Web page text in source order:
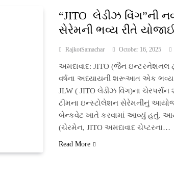
“JITO લેડીઝ વિંગ”ની
સેરેમની ભવ્ય રીતે
RajkotSamachar October 16, 2025
અમદાવાદ: JITO (જૈન
વર્ષના અધ્યાયની શરૂઆત એક ભવ્ય
JLW ( JITO લેડીઝ વિંગ)ના
ટીમના ઇન્સ્ટોલેશન સેરેમનીનું
બેન્કવેટ ખાતે કરવામાં આવ્યું હતું.
(ચેરમેન, JITO અમદાવાદ ચેપ્ટરના…
Read More